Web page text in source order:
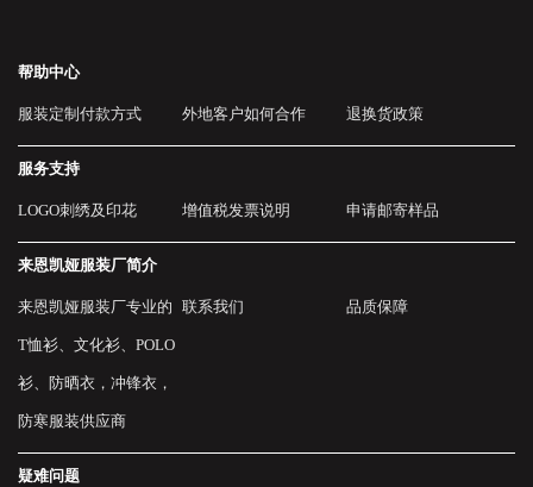
帮助中心
服装定制付款方式 外地客户如何合作 退换货政策
服务支持
LOGO刺绣及印花 增值税发票说明 申请邮寄样品
来恩凯娅服装厂简介
来恩凯娅服装厂专业的
T恤衫、文化衫、POLO
衫、防晒衣，冲锋衣，
防寒服装供应商
联系我们 品质保障
疑难问题